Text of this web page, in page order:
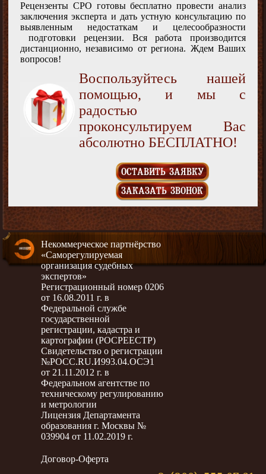
Рецензенты СРО готовы бесплатно провести анализ
заключения эксперта и дать устную консультацию по
выявленным недостаткам и целесообразности
подготовки рецензии. Вся работа производится
дистанционно, независимо от региона. Ждем Ваших
вопросов!
Воспользуйтесь нашей
помощью, и мы с
радостью
проконсультируем Вас
абсолютно БЕСПЛАТНО!
ОСТАВИТЬ ЗАЯВКУ
ЗАКАЗАТЬ ЗВОНОК
Некоммерческое партнёрство
«Саморегулируемая
организация судебных
экспертов»
Регистрационный номер 0206
от 16.08.2011 г. в
Федеральной службе
государственной
регистрации, кадастра и
картографии (РОСРЕЕСТР)
Свидетельство о регистрации
№РОСС.RU.И993.04.ОСЭ1
от 21.11.2012 г. в
Федеральном агентстве по
техническому регулированию
и метрологии
Лицензия Департамента
образования г. Москвы №
039904 от 11.02.2019 г.
Договор-Оферта